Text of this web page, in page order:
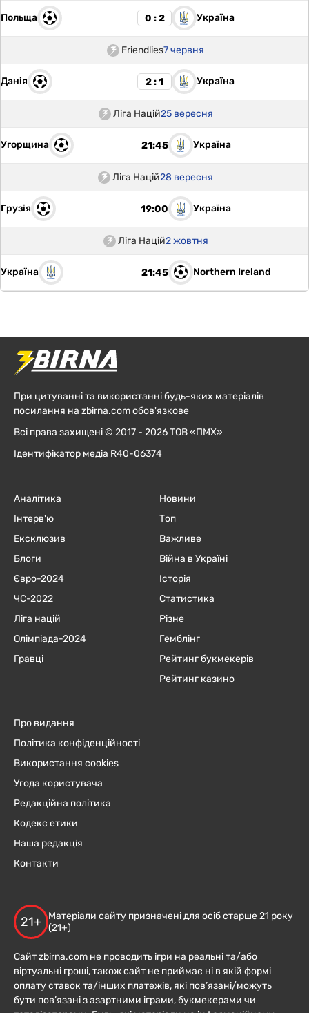
Польща 0 : 2 Україна
Friendlies7 червня
Данія 2 : 1 Україна
Ліга Націй25 вересня
Угорщина 21:45 Україна
Ліга Націй28 вересня
Грузія 19:00 Україна
Ліга Націй2 жовтня
Україна 21:45 Northern Ireland
При цитуванні та використанні будь-яких матеріалів
посилання на zbirna.com обов'язкове
Всі права захищені © 2017 - 2026 ТОВ «ПМХ»
Ідентифікатор медіа R40-06374
Аналітика
Інтерв'ю
Ексклюзив
Блоги
Євро-2024
ЧC-2022
Ліга націй
Олімпіада-2024
Гравці
Новини
Топ
Важливе
Війна в Україні
Історія
Статистика
Різне
Гемблінг
Рейтинг букмекерів
Рейтинг казино
Про видання
Політика конфіденційності
Використання cookies
Угода користувача
Редакційна політика
Кодекс етики
Наша редакція
Контакти
21+
Матеріали сайту призначені для осіб старше 21 року
(21+)
Сайт zbirna.com не проводить ігри на реальні та/або
віртуальні гроші, також сайт не приймає ні в якій формі
оплату ставок та/інших платежів, які пов’язані/можуть
бути пов’язані з азартними іграми, букмекерами чи